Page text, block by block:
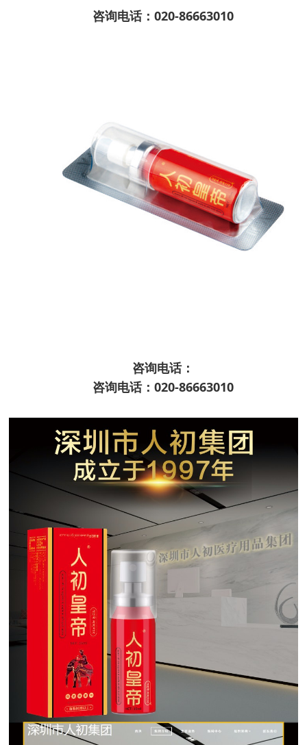
咨询电话：020-86663010
咨询电话：
咨询电话：020-86663010